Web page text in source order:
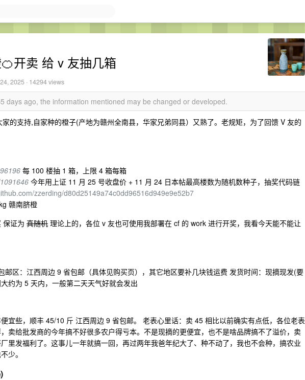
开卖 给 v 友抽几箱
2025 · 14294 views
days ago, the information mentioned may be changed or developed.
的支持,自家种的橙子(产地为赣州全南县，华家兄弟同县）又熟了。老规矩，为了回馈 V 友的
每 100 楼抽 1 箱，上限 4 箱每箱
今年用上证 11 月 25 号收盘价 + 11 月 24 日本帖最高楼数为随机数种子，抽奖代码链
zzerding/d80d25149a74c0dd96516d949e9e52b7
赣南脐橙
保证为 真随机 理论上的，各位 v 友也可使用我部署在 cf 的 work 进行开奖，我看今天能不能让
邮区：江西周边 9 省包邮（具体见购买页），其它地区要补几块钱运费 发货时间：现摘现发(要
约为 5 天内，一般第二天天气好就会发出
宜些，顺丰 45/10 斤 江西周边 9 省包邮。 老表心里话：卖 45 相比以前确实有点低，各位老表
卖给批发商的今年搞不好很多农户得亏本。不是现摘的更便宜，也不是啥品牌搞不了溢价，卖
里发福利了。这事儿一年就搞一回，再过两年我爸年纪大了、种不动了，我也不会种，搞农业
少。